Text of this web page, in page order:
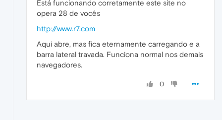
Está funcionando corretamente este site no
opera 28 de vocês
http://www.r7.com
Aqui abre, mas fica eternamente carregando e a
barra lateral travada. Funciona normal nos demais
navegadores.
0